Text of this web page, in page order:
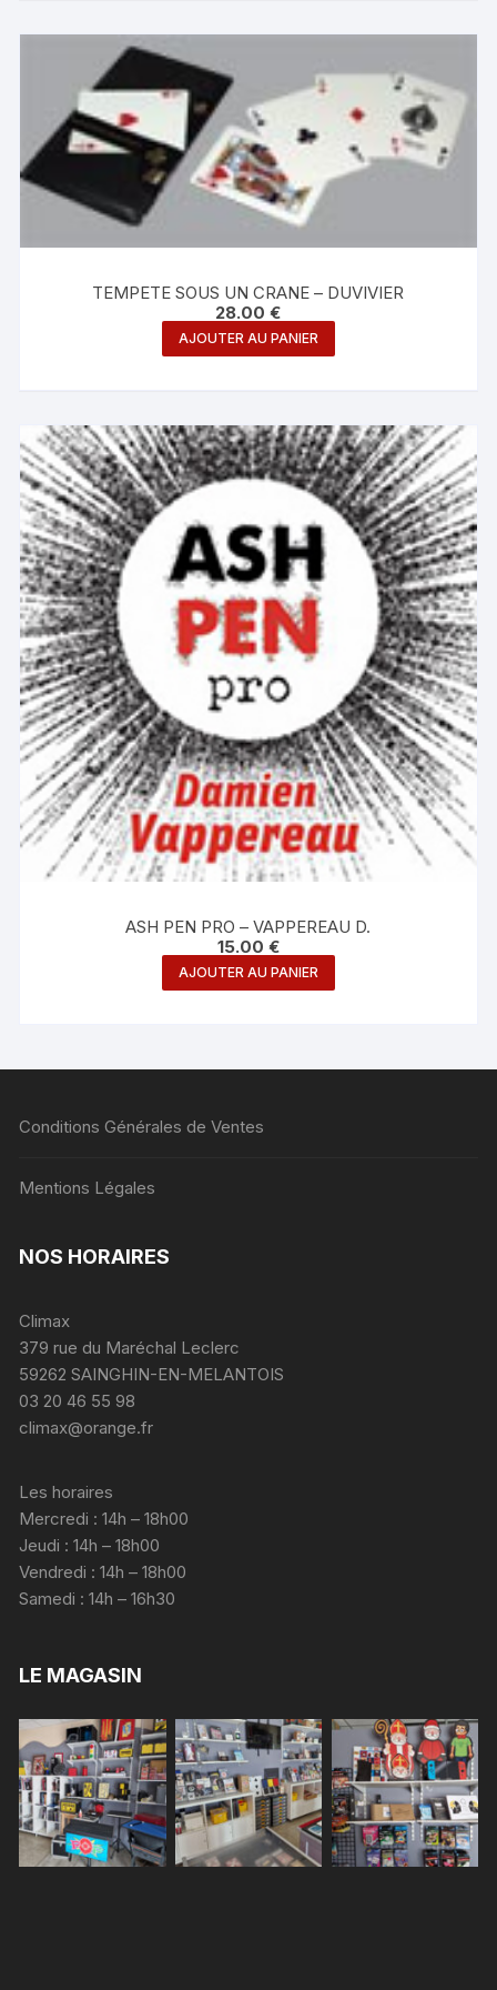
TEMPETE SOUS UN CRANE – DUVIVIER
28.00€
AJOUTER AU PANIER
ASH PEN PRO – VAPPEREAU D.
15.00 €
AJOUTER AU PANIER
Conditions Générales de Ventes
Mentions Légales
NOS HORAIRES
Climax
379 rue du Maréchal Leclerc
59262 SAINGHIN-EN-MELANTOIS
03 20 46 55 98
climax@orange.fr
Les horaires
Mercredi : 14h – 18h00
Jeudi : 14h – 18h00
Vendredi : 14h – 18h00
Samedi : 14h – 16h30
LE MAGASIN